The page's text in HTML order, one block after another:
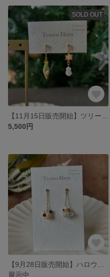
SOLD OUT
5,500円
展示中